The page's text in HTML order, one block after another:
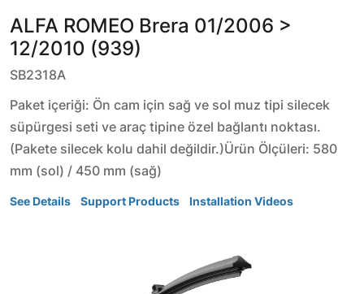
ALFA ROMEO Brera 01/2006 >
12/2010 (939)
SB2318A
Paket içeriği: Ön cam için sağ ve sol muz tipi silecek
süpürgesi seti ve araç tipine özel bağlantı noktası.
(Pakete silecek kolu dahil değildir.)Ürün Ölçüleri: 580
mm (sol) / 450 mm (sağ)
See Details Support Products Installation Videos